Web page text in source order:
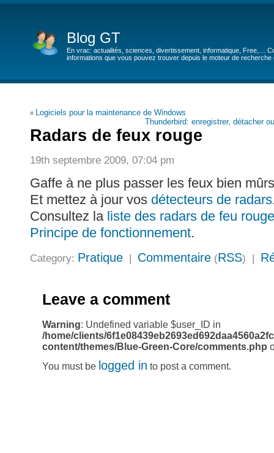
Blog GT
En vrac: actualités, sciences, divertissement, informatique, Free,…
informations que vous pouvez trouver depuis le moteur de recherche
« Logiciels pour la maintenance de Windows
Thunderbird: enregistrer, détacher
Radars de feux rouge
19th septembre 2009, 07:04 pm
Gaffe à ne plus passer les feux bien
Et mettez à jour vos détecteurs de radars
Consultez la liste des radars de feu
Principe de fonctionnement.
Category: Pratique | Commentaire (RSS) |
Leave a comment
Warning: Undefined variable $user_ID in
/home/clients/
content/themes/Blue-Green-Core/comments.php
You must be logged in to post a comment.